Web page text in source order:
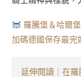
羅騰堡＆哈爾
加碼德國保存最完
延伸閱讀｜在